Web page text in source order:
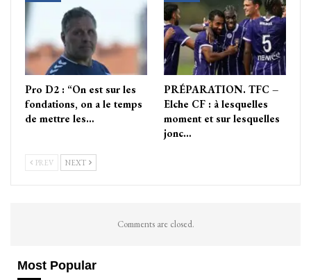
Pro D2 : “On est sur les
fondations, on a le temps
de mettre les…
PRÉPARATION. TFC –
Elche CF : à lesquelles
moment et sur lesquelles
jonc…
PREV NEXT
Comments are closed.
Most Popular